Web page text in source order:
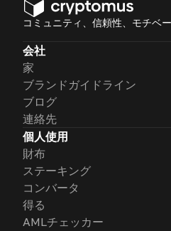
コミュニティ、信頼性、モチベ
会社
家
ブランドガイドライン
ブログ
連絡先
個人使用
財布
ステーキング
コンバータ
得る
AMLチェッカー